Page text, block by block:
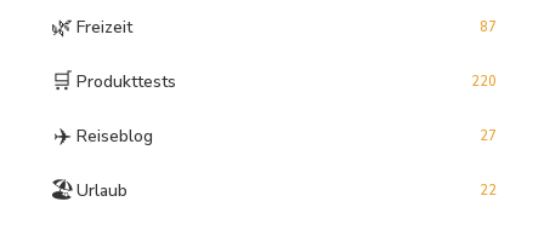
🌿 Freizeit 87
🛒 Produkttests 220
✈️ Reiseblog 27
🏖️Urlaub 22